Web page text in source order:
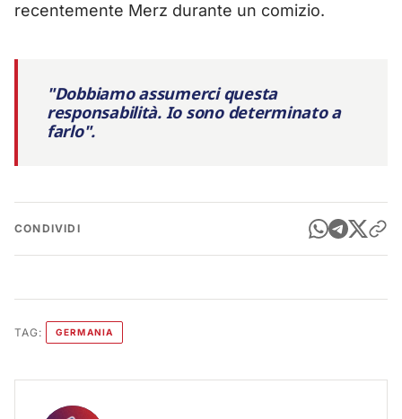
recentemente Merz durante un comizio.
"Dobbiamo assumerci questa
responsabilità. Io sono determinato a
farlo".
CONDIVIDI
TAG: GERMANIA